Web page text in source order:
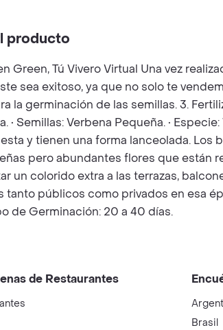
producto
Green, Tú Vivero Virtual Una vez
sea exitoso, ya que no solo te
la germinación de las semillas. 3.
• Semillas: Verbena Pequeña. •
y tienen una forma lanceolada.
pero abundantes flores que están
un colorido extra a las terrazas,
públicos como privados en esa
de Germinación: 20 a 40 días.
de Restaurantes
Brasil